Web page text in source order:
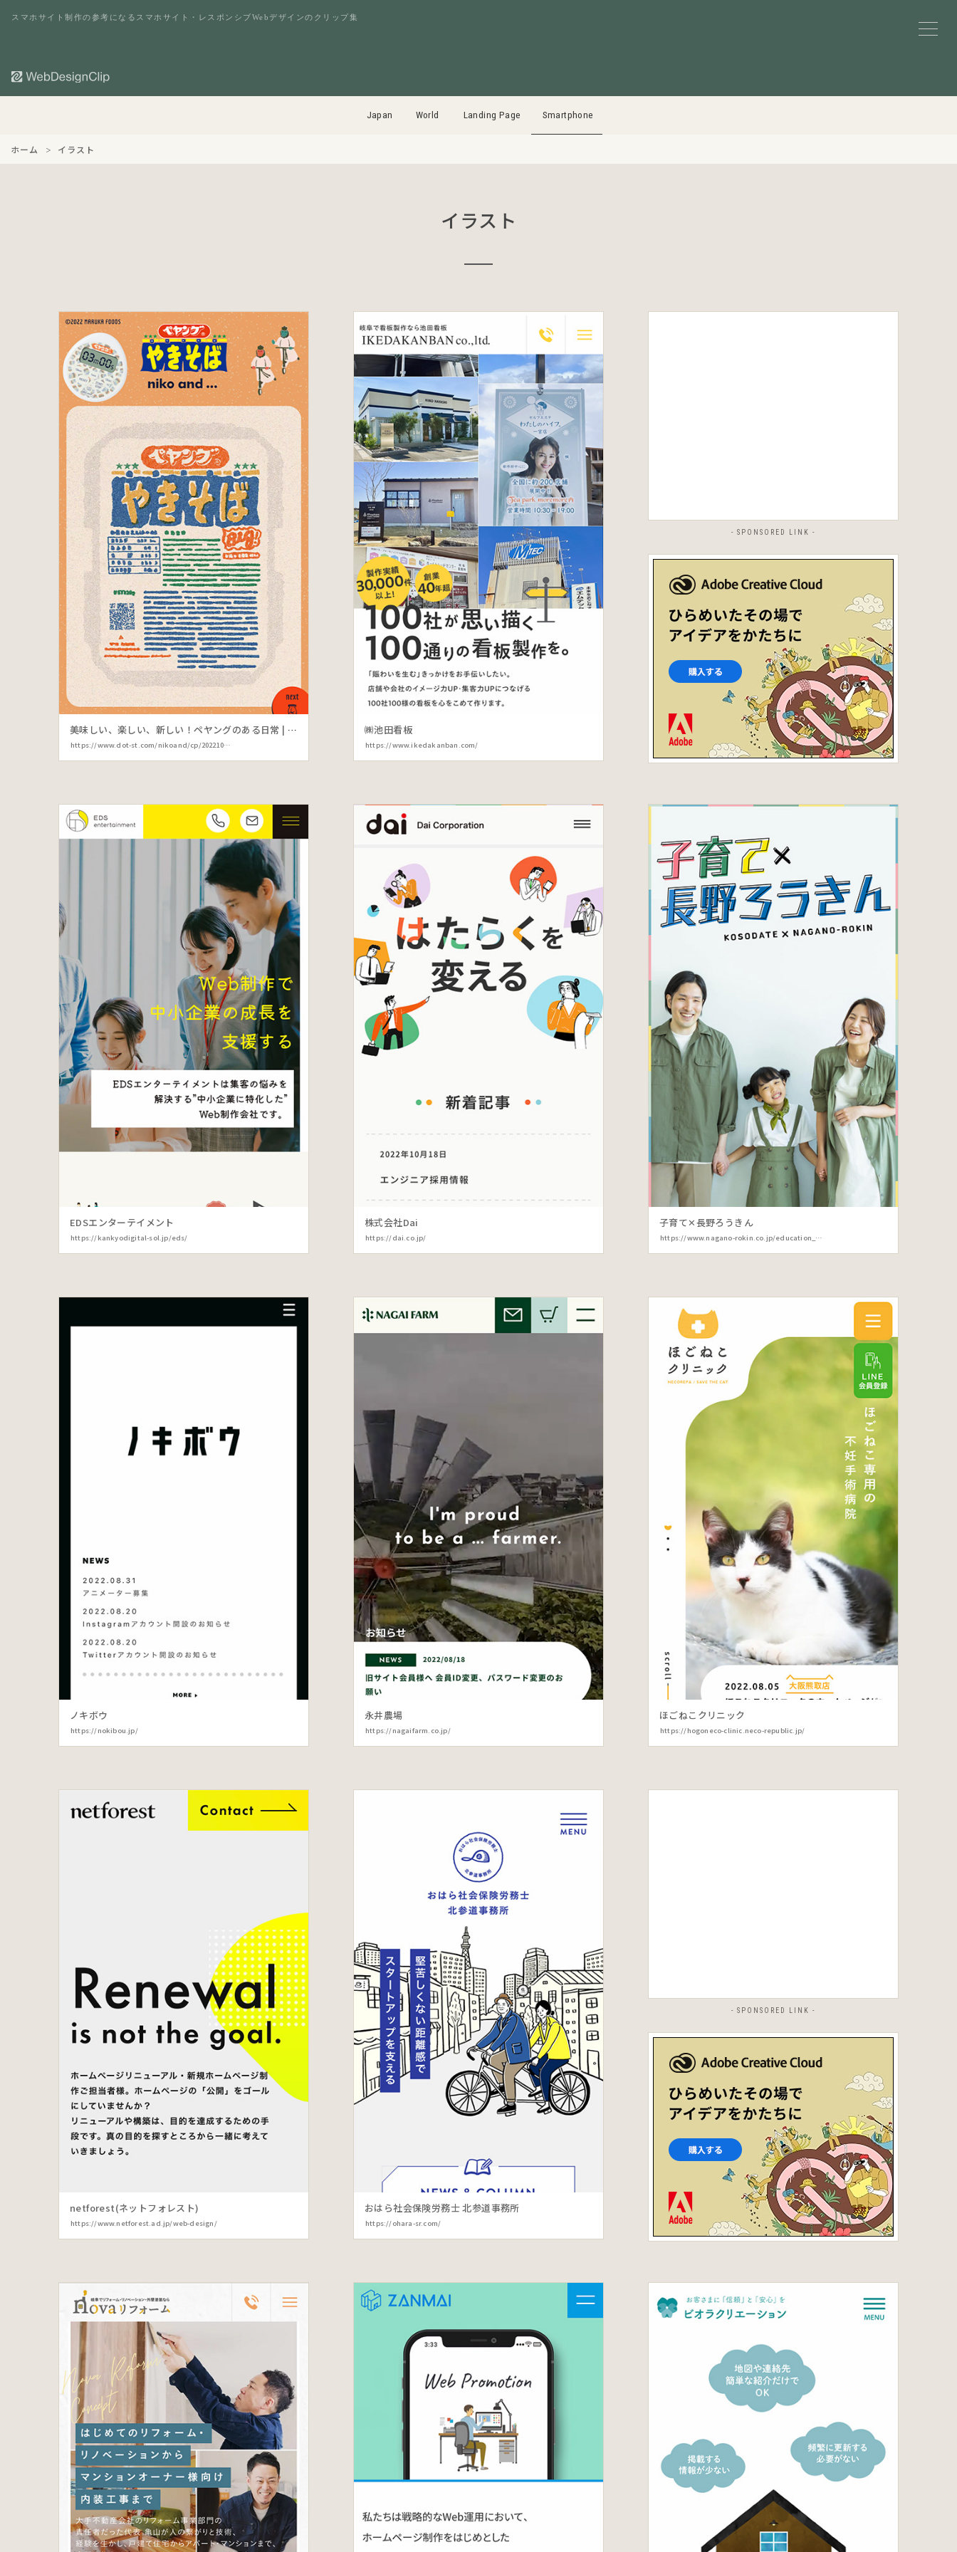
スマホサイト制作の参考になるスマホサイト・レスポンシブWebデザインのクリップ集
Japan World Landing Page Smartphone
ホーム イラスト
イラスト
美味しい、楽しい、新しい！ペヤングのある日常 | ニコアンド
https://www.dot-st.com/nikoand/cp/202210product_zakka
- SPONSORED LINK -
㈱池田看板
https://www.ikedakanban.com/
EDSエンターテイメント
https://kankyodigital-sol.jp/eds/
株式会社Dai
https://dai.co.jp/
子育て✕長野ろうきん
https://www.nagano-rokin.co.jp/education_info/
ノキボウ
https://nokibou.jp/
永井農場
https://nagaifarm.co.jp/
ほごねこクリニック
https://hogoneco-clinic.neco-republic.jp/
netforest(ネットフォレスト)
https://www.netforest.ad.jp/web-design/
おはら社会保険労務士 北参道事務所
https://ohara-sr.com/
- SPONSORED LINK -